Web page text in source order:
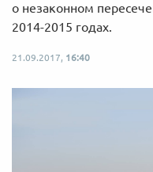
о незаконном
2014-2015 годах.
21.09.2017, 16:40